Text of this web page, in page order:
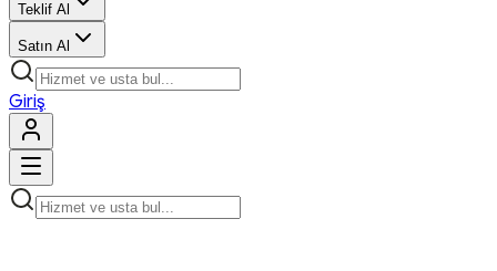
Teklif Al
Satın Al
Giriş